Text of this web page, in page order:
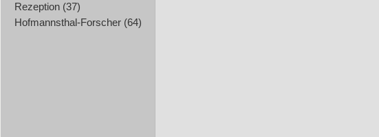
Rezeption (37)
Hofmannsthal-Forscher (64)